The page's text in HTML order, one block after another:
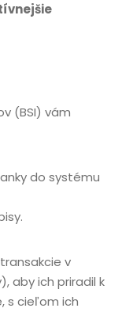
(BSI) vám
do systému
v
aby ich priradil k
s cieľom ich